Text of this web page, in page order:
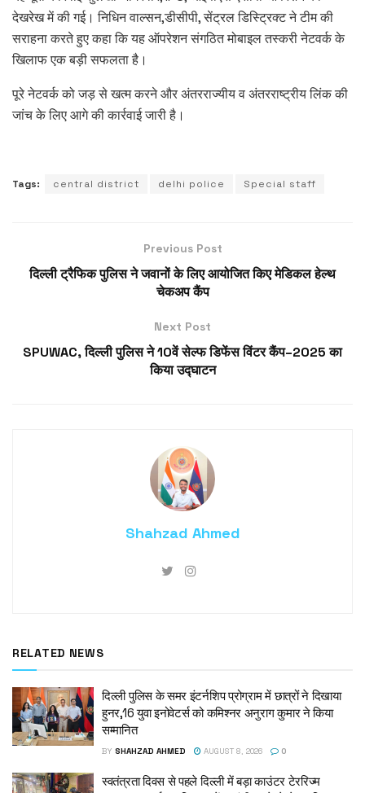
देखरेख में की गई। निधिन वाल्सन,डीसीपी, सेंट्रल डिस्ट्रिक्ट ने टीम की
सराहना करते हुए कहा कि यह ऑपरेशन संगठित मोबाइल तस्करी नेटवर्क के
खिलाफ एक बड़ी सफलता है।
पूरे नेटवर्क को जड़ से खत्म करने और अंतरराज्यीय व अंतरराष्ट्रीय लिंक की
जांच के लिए आगे की कार्रवाई जारी है।
Tags: central district delhi police Special staff
Previous Post
दिल्ली ट्रैफिक पुलिस ने जवानों के लिए आयोजित किए मेडिकल हेल्थ
चेकअप कैंप
Next Post
SPUWAC, दिल्ली पुलिस ने 10वें सेल्फ डिफेंस विंटर कैंप–2025 का
किया उद्घाटन
Shahzad Ahmed
RELATED NEWS
दिल्ली पुलिस के समर इंटर्नशिप प्रोग्राम में छात्रों ने दिखाया
हुनर,16 युवा इनोवेटर्स को कमिश्नर अनुराग कुमार ने किया
सम्मानित
BY SHAHZAD AHMED AUGUST 8, 2026 0
स्वतंत्रता दिवस से पहले दिल्ली में बड़ा काउंटर टेररिज्म